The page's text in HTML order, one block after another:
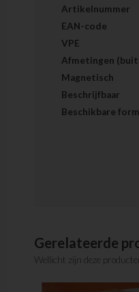
Artikelnummer
EAN-code
VPE
Afmetingen
Magnetisch
Beschrijfbaar
Beschikbare
Gerelateerde
Wellicht zijn deze